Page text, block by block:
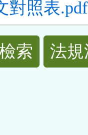
對照表.pdf
索
法